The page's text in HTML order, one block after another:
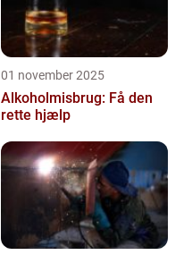
01 november 2025
Alkoholmisbrug: Få den
rette hjælp